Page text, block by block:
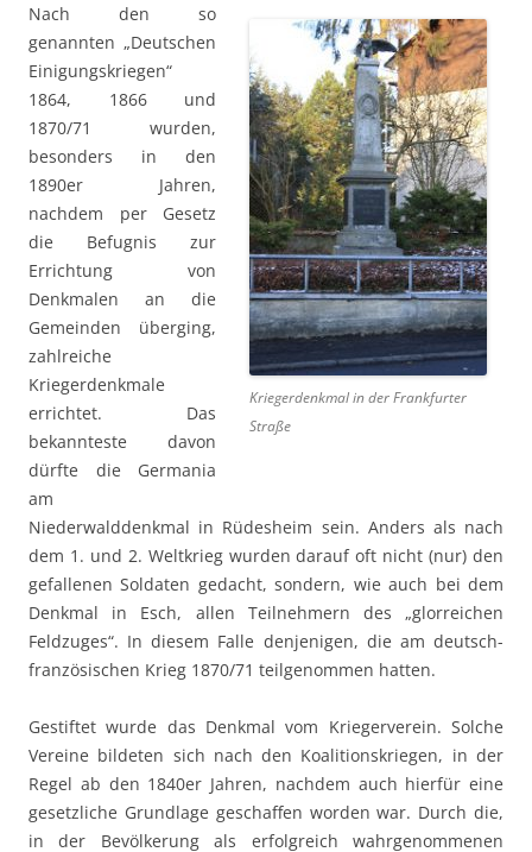
Kriegerdenkmal in der Frankfurter
Straße
Nach den so
genannten „Deutschen
Einigungskriegen“
1864, 1866 und
1870/71 wurden,
besonders in den
1890er Jahren,
nachdem per Gesetz
die Befugnis zur
Errichtung von
Denkmalen an die
Gemeinden überging,
zahlreiche
Kriegerdenkmale
errichtet. Das
bekannteste davon
dürfte die Germania
am
Niederwalddenkmal in Rüdesheim sein. Anders als nach
dem 1. und 2. Weltkrieg wurden darauf oft nicht (nur) den
gefallenen Soldaten gedacht, sondern, wie auch bei dem
Denkmal in Esch, allen Teilnehmern des „glorreichen
Feldzuges“. In diesem Falle denjenigen, die am deutsch-
französischen Krieg 1870/71 teilgenommen hatten.
Gestiftet wurde das Denkmal vom Kriegerverein. Solche
Vereine bildeten sich nach den Koalitionskriegen, in der
Regel ab den 1840er Jahren, nachdem auch hierfür eine
gesetzliche Grundlage geschaffen worden war. Durch die,
in der Bevölkerung als erfolgreich wahrgenommenen